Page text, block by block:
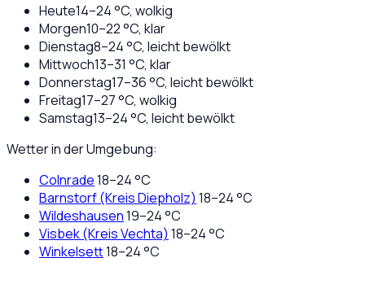
Heute14–24°C, wolkig
Morgen10–22°C, klar
Dienstag8–24°C, leicht bewölkt
Mittwoch13–31 °C, klar
Donnerstag17–36°C, leicht bewölkt
Freitag17–27°C, wolkig
Samstag13–24°C, leicht bewölkt
Wetter in der Umgebung:
Colnrade18–24°C
Barnstorf (Kreis Diepholz) 18–24°C
Wildeshausen19–24°C
Visbek (Kreis Vechta) 18–24°C
Winkelsett18–24°C